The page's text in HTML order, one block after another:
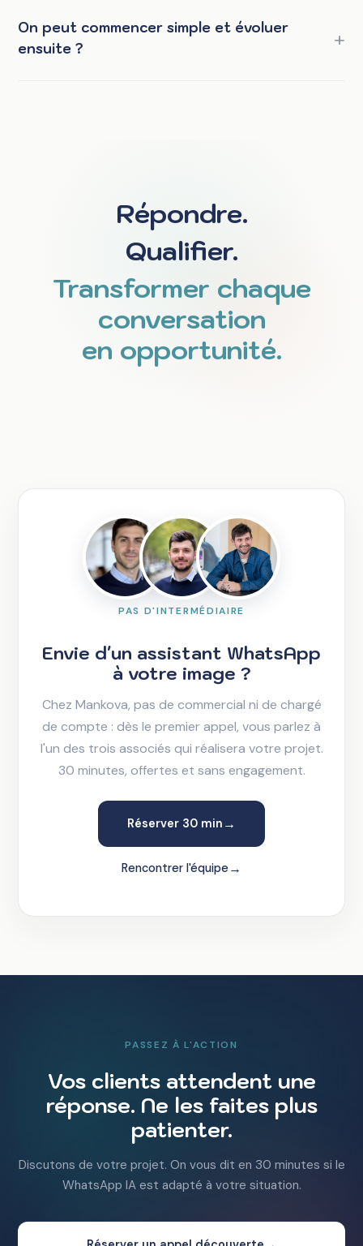
On peut commencer simple et évoluer
ensuite ?
Répondre.
Qualifier.
Transformer chaque
conversation
en opportunité.
PAS D'INTERMÉDIAIRE
Envie d'un assistant WhatsApp
à votre image ?
Chez Mankova, pas de commercial ni de chargé
de compte : dès le premier appel, vous parlez à
l'un des trois associés qui réalisera votre projet.
30 minutes, offertes et sans engagement.
Réserver 30 min →
Rencontrer l'équipe→
PASSEZ À L'ACTION
Vos clients attendent une
réponse. Ne les faites plus
patienter.
Discutons de votre projet. On vous dit en 30 minutes si le
WhatsApp IA est adapté à votre situation.